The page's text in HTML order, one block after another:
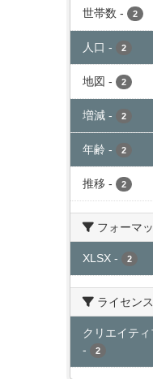
世帯数 - 2
人口 - 2
地図 - 2
増減 - 2
年齢 - 2
推移 - 2
フォーマ
XLSX - 2
ライセンス
クリエイティ
-
2